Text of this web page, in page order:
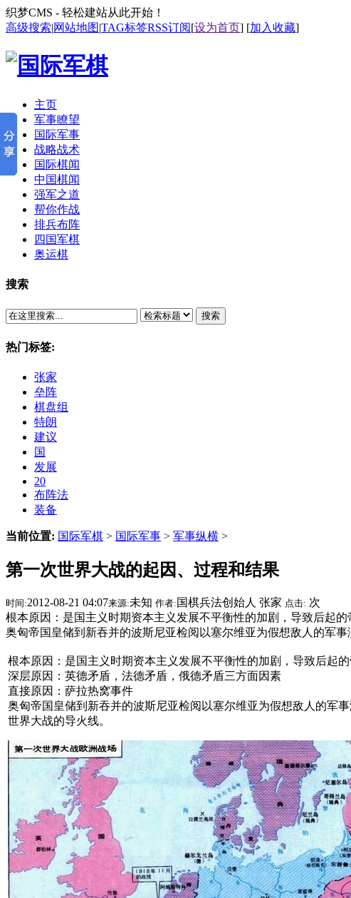
织梦CMS - 轻松建站从此开始！
高级搜索|网站地图|TAG标签RSS订阅[设为首页] [加入收藏]
主页
军事瞭望
国际军事
战略战术
国际棋闻
中国棋闻
强军之道
帮你作战
排兵布阵
四国军棋
奥运棋
搜索
搜索
热门标签:
张家
垒阵
棋盘组
特朗
建议
国
发展
20
布阵法
装备
当前位置: 国际军棋 > 国际军事 > 军事纵横 >
第一次世界大战的起因、过程和结果
时间:2012-08-21 04:07来源:未知 作者: 国棋兵法创始人 张家 点击: 次
根本原因：是国主义时期资本主义发展不平衡性的加剧，导致后起
奥匈帝国皇储到新吞并的波斯尼亚检阅以塞尔维亚为假想敌人的军事
根本原因：是国主义时期资本主义发展不平衡性的加剧，导致后起
深层原因：英德矛盾，法德矛盾，俄德矛盾三方面因素
直接原因：萨拉热窝事件
奥匈帝国皇储到新吞并的波斯尼亚检阅以塞尔维亚为假想敌人的军
世界大战的导火线。